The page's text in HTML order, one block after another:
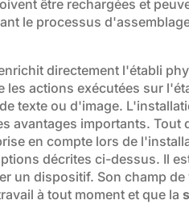
être rechargées et
le processus
directement l'établi
actions exécutées sur
texte ou d'image.
avantages importants. Tout
en compte lors de
décrites ci-dessus. Il
un dispositif. Son champ
à tout moment et que la